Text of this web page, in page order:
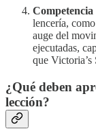
Competencia
lencería,
auge del
ejecutadas,
que Victoria’s
¿Qué deben
lección?